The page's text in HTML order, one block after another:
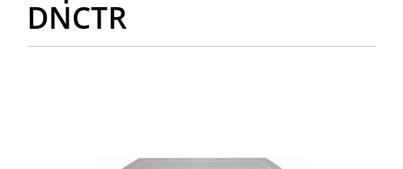
DNCTR